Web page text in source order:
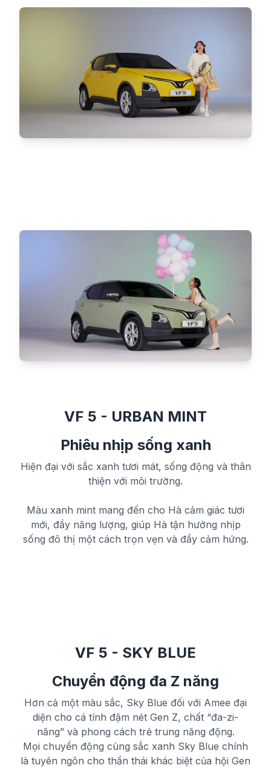
VF 5 - URBAN MINT
Phiêu nhịp sống xanh
Hiện đại với sắc xanh tươi mát, sống động và thân
thiện với môi trường.
Màu xanh mint mang đến cho Hà cảm giác tươi
mới, đầy năng lượng, giúp Hà tận hưởng nhịp
sống đô thị một cách trọn vẹn và đầy cảm hứng.
VF 5 - SKY BLUE
Chuyển động đa Z năng
Hơn cả một màu sắc, Sky Blue đối với Amee đại
diện cho cá tính đậm nét Gen Z, chất “đa-zi-
năng” và phong cách trẻ trung năng động.
Mọi chuyển động cùng sắc xanh Sky Blue chính
là tuyên ngôn cho thần thái khác biệt của hội Gen